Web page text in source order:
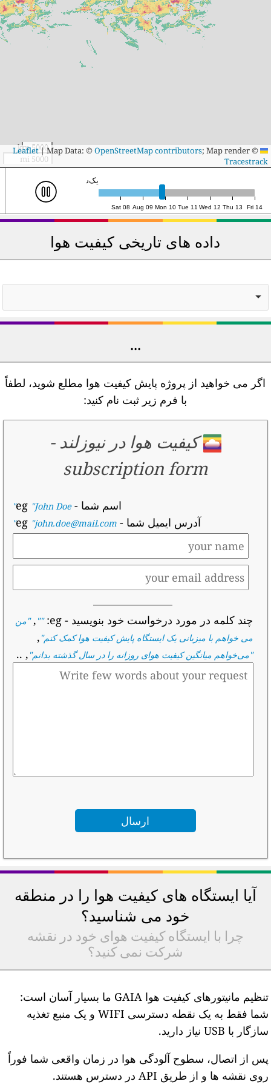
5000 km
5000 mi
Leaflet
|Map Data: ©OpenStreetMap contributors ; Map render ©
Tracestrack
Sat 08 Aug 09 Mon 10 Tue 11 Wed 12 Thu 13 Fri 14
دوشنبه ۱۰م، ۱۷:۰۰ (UTC)
داده های تاریخی کیفیت هوا
...
اگر می خواهید از پروژه پایش کیفیت هوا مطلع شوید، لطفاً
با فرم زیر ثبت نام کنید:
کیفیت هوا در نیوزلند-
subscription form
اسم شما- eg
"John Doe"
آدرس ایمیل شما- eg
"john.doe@mail.com"
چند کلمه در مورد درخواست خود بنویسید- eg:
""
,
"من
می خواهم با میزبانی یک ایستگاه پایش کیفیت هوا کمک کنم"
,
"می‌خواهم میانگین کیفیت هوای روزانه را در سال گذشته بدانم"
, ..
آیا ایستگاه های کیفیت هوا را در منطقه
خود می شناسید؟
چرا با ایستگاه کیفیت هوای خود در نقشه
شرکت نمی کنید؟
تنظیم مانیتورهای کیفیت هوا GAIA ما بسیار آسان است:
شما فقط به یک نقطه دسترسی WIFI و یک منبع تغذیه
سازگار با USB نیاز دارید.
پس از اتصال، سطوح آلودگی هوا در زمان واقعی شما فوراً
روی نقشه ها و از طریق API در دسترس هستند.